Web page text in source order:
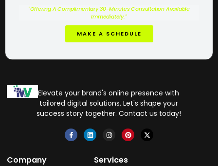
"Offering A Complimentary 30-Minutes Consultation Available
Immediately."
MAKE A SCHEDULE
Elevate your brand's online presence with
tailored digital solutions. Let's shape your
success story together. Contact us today!
Company Services